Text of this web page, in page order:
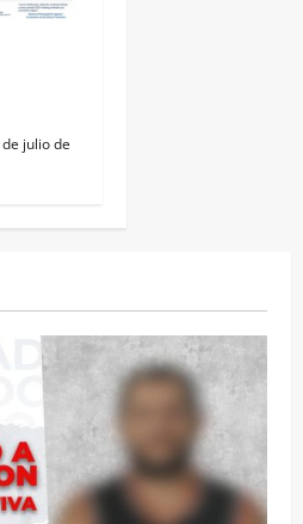
julio de